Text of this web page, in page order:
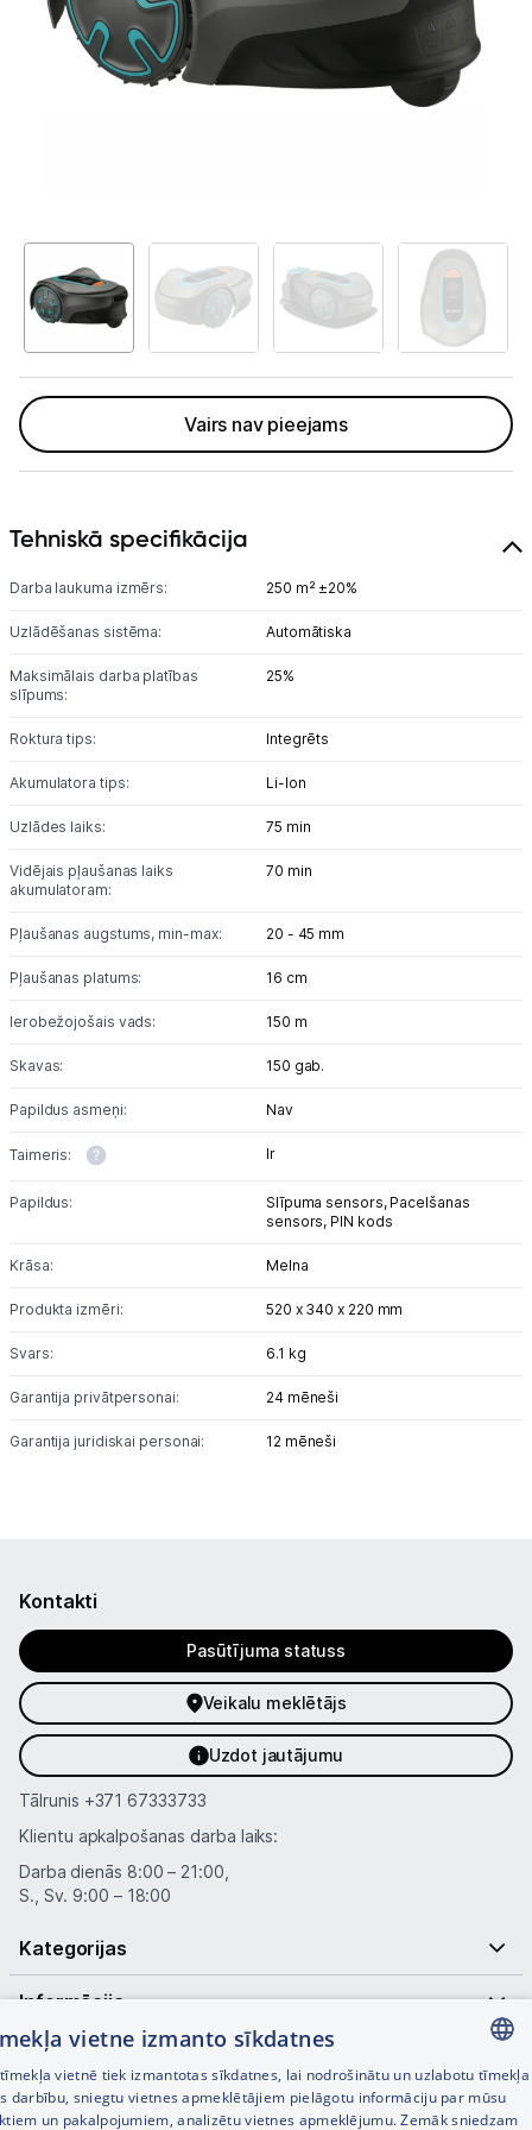
Telefoni, planšetdatori
Viedierīces
Video
GPS
Elektrostacijas un saules paneļi
Zāles pļāvēji roboti
Sadzīves tehnika
Skaistumkopšana
Blogs
Piegāde un apmaksa
Tet pakalpojumi
Vairs nav pieejams
Tehniskā specifikācija
Darba laukuma izmērs: 250 m² ±20%
Uzlādēšanas sistēma: Automātiska
Maksimālais darba platības
slīpums:
25%
Roktura tips: Integrēts
Akumulatora tips: Li-lon
Uzlādes laiks: 75 min
Vidējais pļaušanas laiks
akumulatoram:
70 min
Pļaušanas augstums, min-max: 20 - 45 mm
Pļaušanas platums: 16 cm
Ierobežojošais vads: 150 m
Skavas: 150 gab.
Papildus asmeņi: Nav
Taimeris: Ir
Papildus: Slīpuma sensors, Pacelšanas
sensors, PIN kods
Krāsa: Melna
Produkta izmēri: 520 x 340 x 220 mm
Svars: 6.1 kg
Garantija privātpersonai: 24 mēneši
Garantija juridiskai personai: 12 mēneši
Kontakti
Pasūtījuma statuss
Veikalu meklētājs
Uzdot jautājumu
Tālrunis +371 67333733
Klientu apkalpošanas darba laiks:
Darba dienās 8:00 – 21:00,
S., Sv. 9:00 – 18:00
Kategorijas
Informācija
Noderīgas saites
LATVIAN
vietne izmanto sīkdatnes
vietnē tiek izmantotas sīkdatnes, lai nodrošinātu un uzlabotu tīmekļa
darbību, sniegtu vietnes apmeklētājiem pielāgotu informāciju par mūsu
un pakalpojumiem, analizētu vietnes apmeklējumu. Zemāk sniedzam